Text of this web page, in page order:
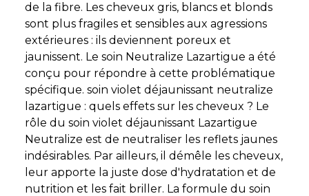
de la fibre. Les cheveux gris, blancs et blonds
sont plus fragiles et sensibles aux agressions
extérieures : ils deviennent poreux et
jaunissent. Le soin Neutralize Lazartigue a été
conçu pour répondre à cette problématique
spécifique. soin violet déjaunissant neutralize
lazartigue : quels effets sur les cheveux ? Le
rôle du soin violet déjaunissant Lazartigue
Neutralize est de neutraliser les reflets jaunes
indésirables. Par ailleurs, il démêle les cheveux,
leur apporte la juste dose d'hydratation et de
nutrition et les fait briller. La formule du soin